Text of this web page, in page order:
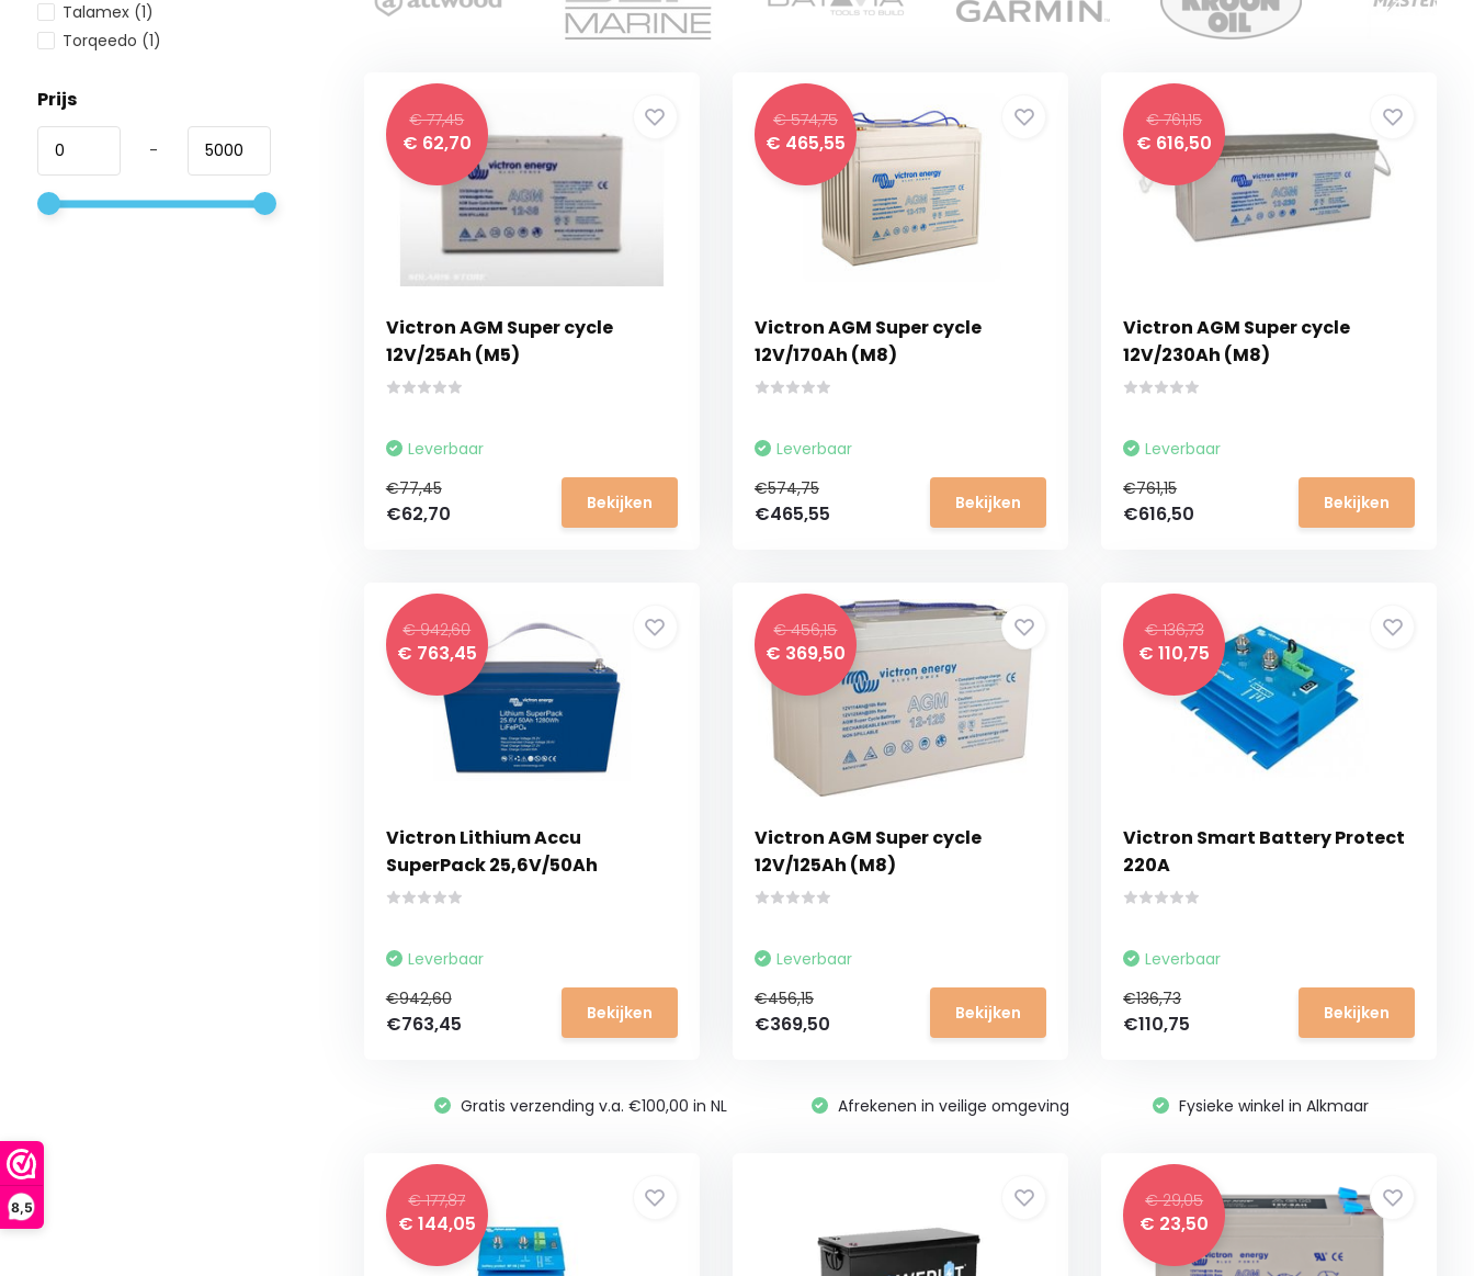
8,5
Talamex (1)
Torqeedo (1)
Prijs
-
€ 77,45
€ 62,70
Victron AGM Super cycle
12V/25Ah (M5)
Leverbaar
€77,45
€62,70 Bekijken
€ 574,75
€ 465,55
Victron AGM Super cycle
12V/170Ah (M8)
Leverbaar
€574,75
€465,55 Bekijken
€ 761,15
€ 616,50
Victron AGM Super cycle
12V/230Ah (M8)
Leverbaar
€761,15
€616,50 Bekijken
€ 942,60
€ 763,45
Victron Lithium Accu
SuperPack 25,6V/50Ah
Leverbaar
€942,60
€763,45 Bekijken
€ 456,15
€ 369,50
Victron AGM Super cycle
12V/125Ah (M8)
Leverbaar
€456,15
€369,50 Bekijken
€ 136,73
€ 110,75
Victron Smart Battery Protect
220A
Leverbaar
€136,73
€110,75 Bekijken
Gratis verzending v.a. €100,00 in NL Afrekenen in veilige omgeving Fysieke winkel in Alkmaar
€ 177,87
€ 144,05
€ 29,05
€ 23,50